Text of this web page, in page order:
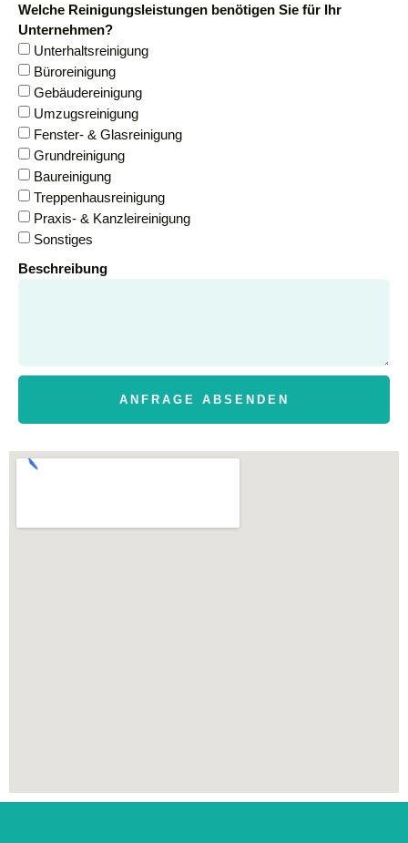
Welche Reinigungsleistungen benötigen Sie für Ihr
Unternehmen?
Unterhaltsreinigung
Büroreinigung
Gebäudereinigung
Umzugsreinigung
Fenster- & Glasreinigung
Grundreinigung
Baureinigung
Treppenhausreinigung
Praxis- & Kanzleireinigung
Sonstiges
Beschreibung
ANFRAGE ABSENDEN